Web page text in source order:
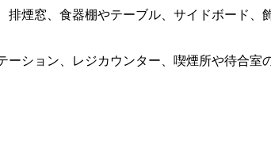
排煙窓、食器棚やテーブル、サイドボード
ーション、レジカウンター、喫煙所や待合